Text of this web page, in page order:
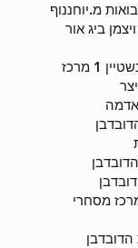
ביג אור
אור עקיבא,מיכאל גלפנשטיין 1 מרכז
12/14- מרכז מסחרי